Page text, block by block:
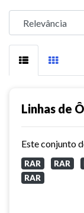
Linhas de
RAR RAR
RAR